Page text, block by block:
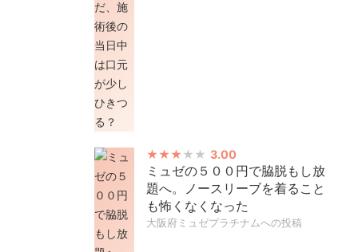
3.00
ミュゼの５００円で脇脱もし放
題へ。ノースリーブを着ること
も怖くなくなった
大阪府ミュゼプラチナムへの投稿